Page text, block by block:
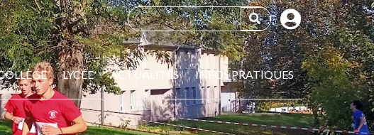
LYCÉE ACTUALITÉS INFOS PRATIQUES